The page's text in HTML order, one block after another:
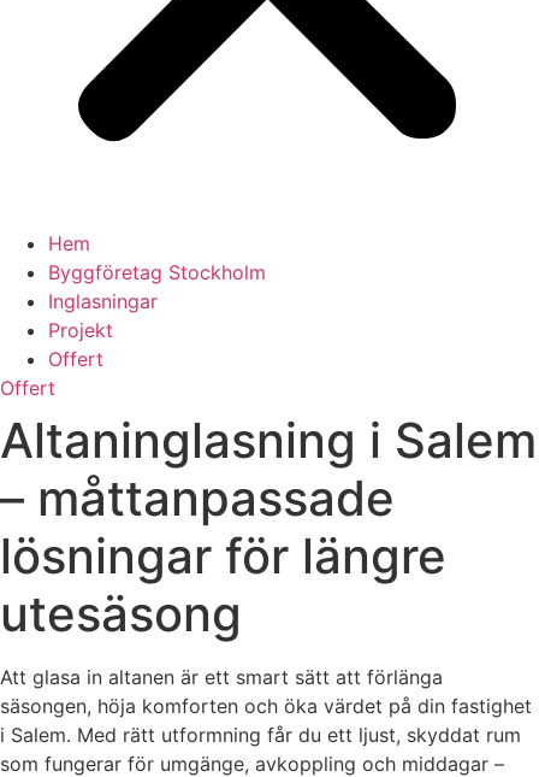
Hem
Byggföretag Stockholm
Inglasningar
Projekt
Offert
Offert
Altaninglasning i Salem
– måttanpassade
lösningar för längre
utesäsong
Att glasa in altanen är ett smart sätt att förlänga
säsongen, höja komforten och öka värdet på din fastighet
i Salem. Med rätt utformning får du ett ljust, skyddat rum
som fungerar för umgänge, avkoppling och middagar –